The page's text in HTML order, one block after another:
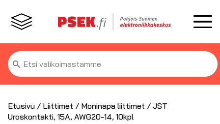
Etsi:
Etusivu / Liittimet / Moninapa liittimet / JST
Uroskontakti, 15A, AWG20-14, 10kpl